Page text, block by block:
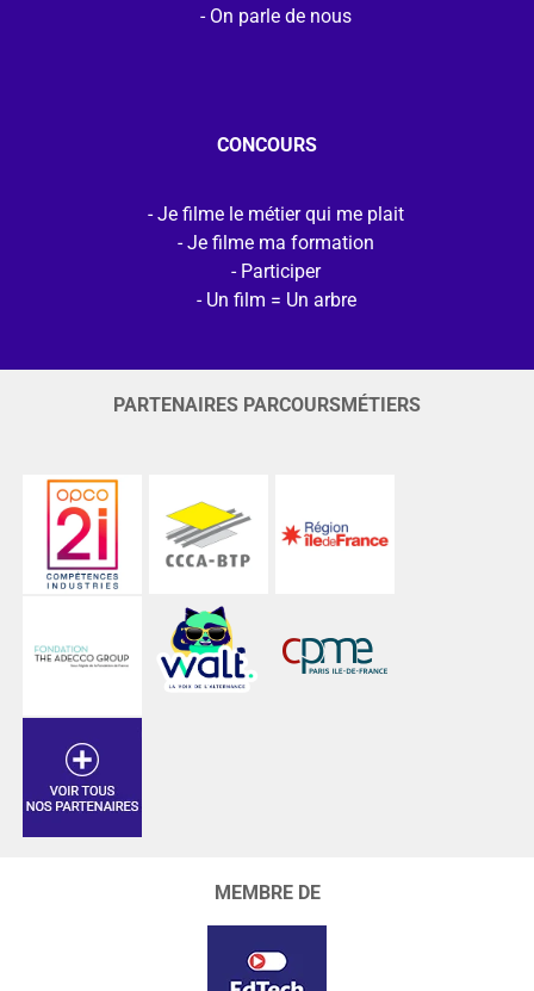
On parle de nous
CONCOURS
Je filme le métier qui me plait
Je filme ma formation
Participer
Un film = Un arbre
PARTENAIRES PARCOURSMÉTIERS
MEMBRE DE